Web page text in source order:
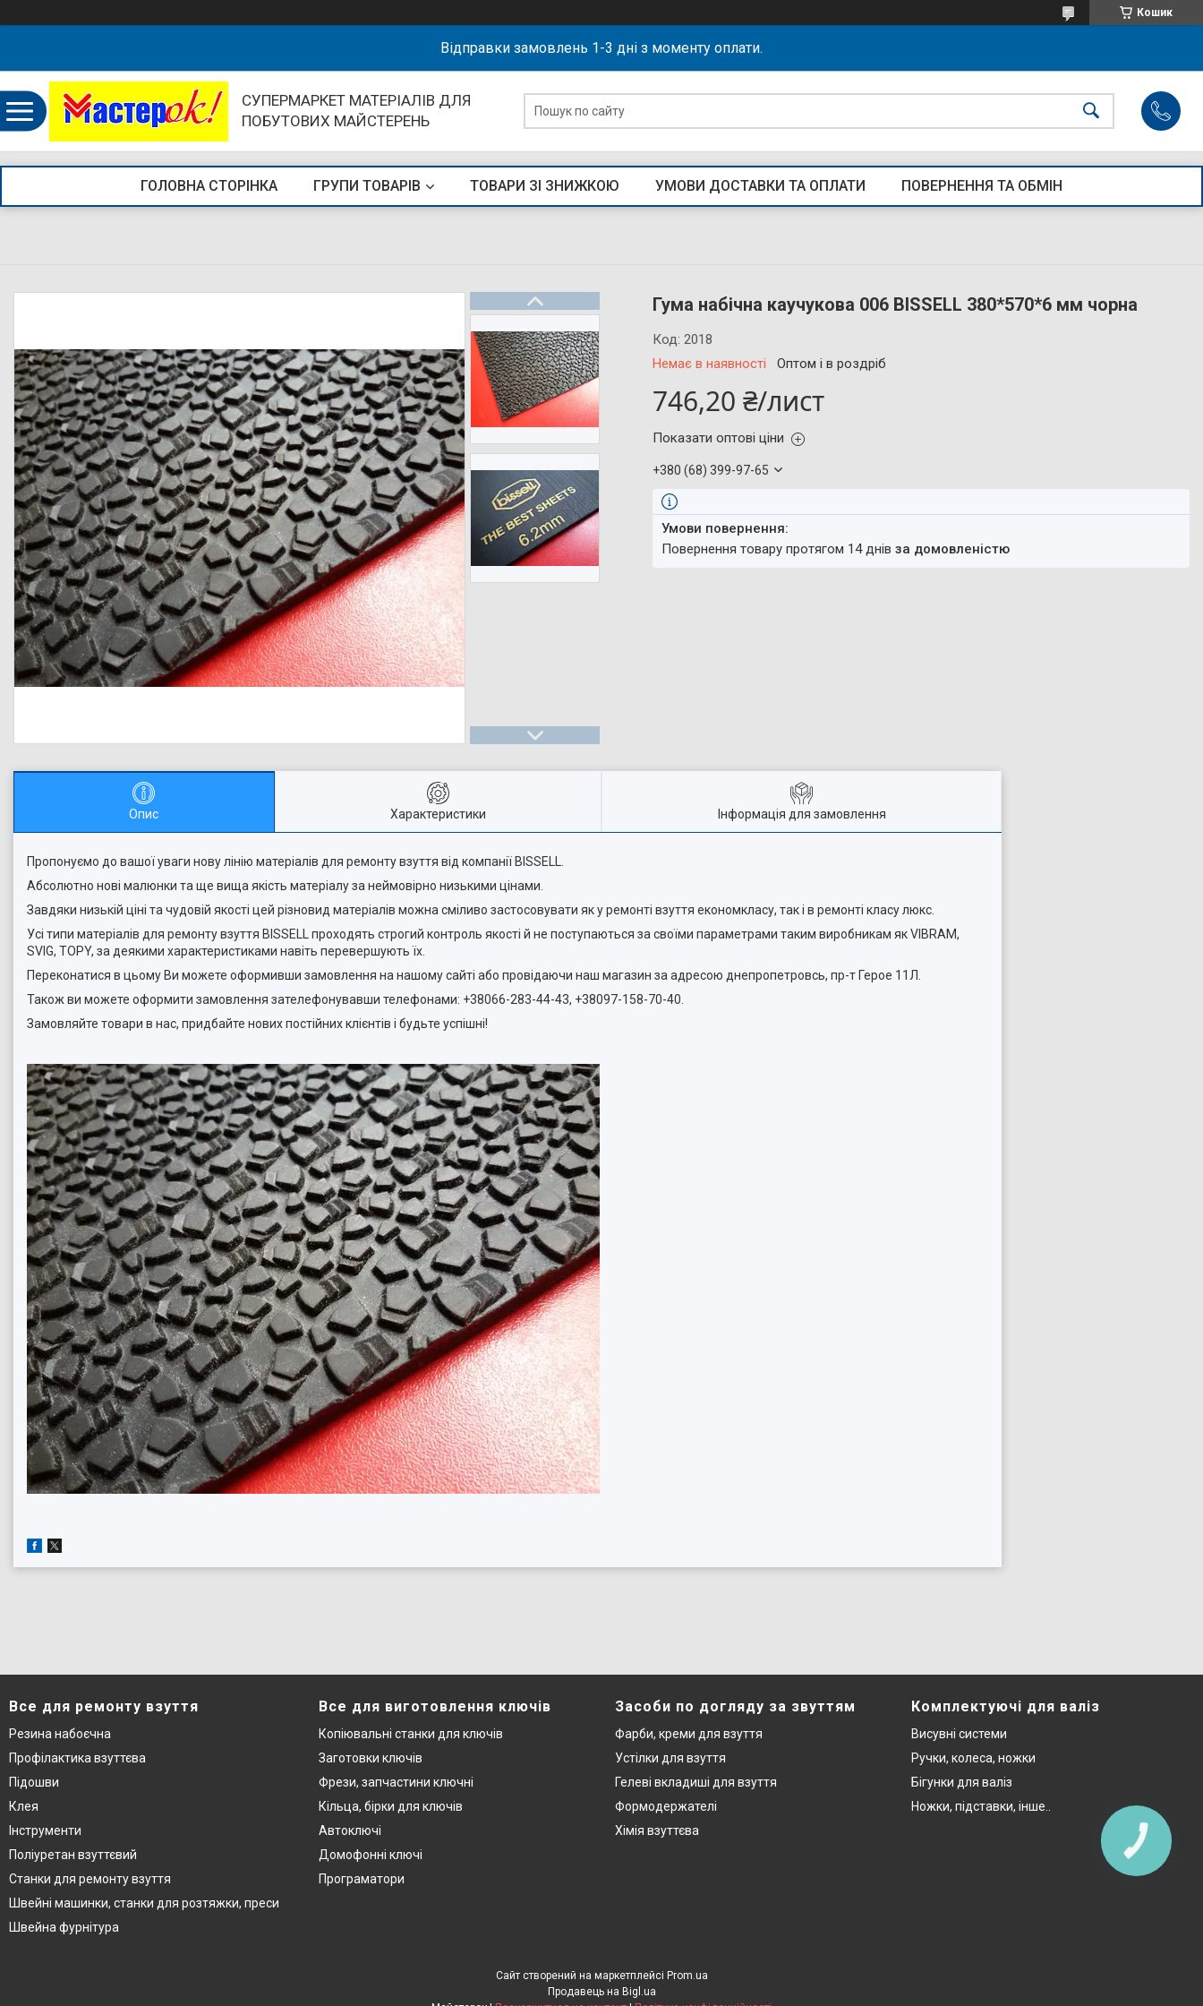
Кошик
Відправки замовлень 1-3 дні з моменту оплати.
СУПЕРМАРКЕТ МАТЕРІАЛІВ ДЛЯ
ПОБУТОВИХ МАЙСТЕРЕНЬ
ГОЛОВНА СТОРІНКА ГРУПИ ТОВАРІВ ТОВАРИ ЗІ ЗНИЖКОЮ УМОВИ ДОСТАВКИ ТА ОПЛАТИ ПОВЕРНЕННЯ ТА ОБМІН
Гума набічна каучукова 006 BISSELL 380*570*6 мм чорна
Немає в наявності Оптом і в роздріб
Код:2018
746,20 ₴/лист
Показати оптові ціни
+380 (68) 399-97-65
повернення товару протягом 14 днівза домовленістю
Опис Характеристики Інформація для замовлення
Пропонуємо до вашої уваги нову лінію матеріалів для ремонту взуття від компанії BISSELL.
Абсолютно нові малюнки та ще вища якість матеріалу за неймовірно низькими цінами.
Завдяки низькій ціні та чудовій якості цей різновид матеріалів можна сміливо застосовувати як у ремонті взуття економкласу, так і в ремонті класу люкс.
Усі типи матеріалів для ремонту взуття BISSELL проходять строгий контроль якості й не поступаються за своїми параметрами таким виробникам як VIBRAM,
SVIG, TOPY, за деякими характеристиками навіть перевершують їх.
Переконатися в цьому Ви можете оформивши замовлення на нашому сайті або провідаючи наш магазин за адресою днепропетровсь, пр-т Герое 11Л.
Також ви можете оформити замовлення зателефонувавши телефонами: +38066-283-44-43, +38097-158-70-40.
Замовляйте товари в нас, придбайте нових постійних клієнтів і будьте успішні!
Все для ремонту взуття
Резина набоєчна
Профілактика взуттєва
Підошви
Клея
Інструменти
Поліуретан взуттєвий
Станки для ремонту взуття
Швейні машинки, станки для розтяжки, преси
Швейна фурнітура
Все для виготовлення ключів
Копіювальні станки для ключів
Заготовки ключів
Фрези, запчастини ключні
Кільца, бірки для ключів
Автоключі
Домофонні ключі
Програматори
Засоби по догляду за звуттям
Фарби, креми для взуття
Устілки для взуття
Гелеві вкладиші для взуття
Формодержателі
Хімія взуттєва
Комплектуючі для валіз
Висувні системи
Ручки, колеса, ножки
Бігунки для валіз
Ножки, підставки, інше..
Сайт створений на маркетплейсі Prom.ua
Продавець на Bigl.ua